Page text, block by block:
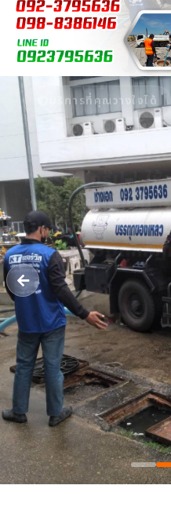
บริการที่คุณวางใจได้
รับดูดส้วม 24 ชั่ว
เซอร์วิส กรุ๊ป | ใ
แก้ปัญหาท่อตัน ล
เขตจังหวัดนนทบุ
ปฏิกูล แบบถูกก
รถดูดส้วม​นนทบุรี รับดูดสิ่งปฏิกูล​
บริการส่งน้ำ รับงานในเขตจังหวั
ปฏิกูล)​ ได้รับใบอนุญาตให้รับทำกา
โทร 09-23795636